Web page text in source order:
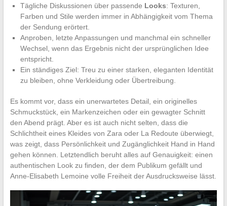
Tägliche Diskussionen über passende Looks: Texturen,
Farben und Stile werden immer in Abhängigkeit vom Thema
der Sendung erörtert.
Anproben, letzte Anpassungen und manchmal ein schneller
Wechsel, wenn das Ergebnis nicht der ursprünglichen Idee
entspricht.
Ein ständiges Ziel: Treu zu einer starken, eleganten Identität
zu bleiben, ohne Verkleidung oder Übertreibung.
Es kommt vor, dass ein unerwartetes Detail, ein originelles
Schmuckstück, ein Markenzeichen oder ein gewagter Schnitt
den Abend prägt. Aber es ist auch nicht selten, dass die
Schlichtheit eines Kleides von Zara oder La Redoute überwiegt,
was zeigt, dass Persönlichkeit und Zugänglichkeit Hand in Hand
gehen können. Letztendlich beruht alles auf Genauigkeit: einen
authentischen Look zu finden, der dem Publikum gefällt und
Anne-Elisabeth Lemoine volle Freiheit der Ausdrucksweise lässt.